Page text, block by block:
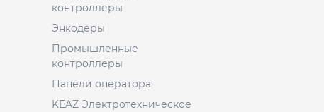
контроллеры
Энкодеры
Промышленные
контроллеры
Панели оператора
KEAZ Электротехническое